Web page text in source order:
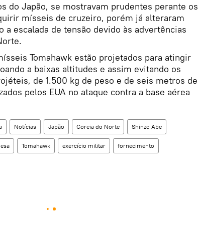
do Japão, se mostravam prudentes perante os
mísseis de cruzeiro, porém já alteraram
a escalada de tensão devido às advertências
Tomahawk estão projetados para atingir
a baixas altitudes e assim evitando os
de 1.500 kg de peso e de seis metros de
pelos EUA no ataque contra a base aérea
Notícias Japão Coreia do Norte Shinzo Abe
Tomahawk exercício militar fornecimento